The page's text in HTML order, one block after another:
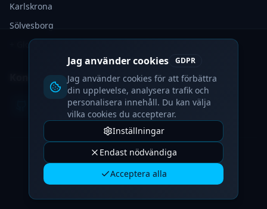
Karlskrona
Sölvesborg
+ Globalt
©2026IvyyDev.Alla rättigheter förbehållna.
Integritetspolicy
Jag använder cookies GDPR
Jag använder cookies för att förbättra
din upplevelse, analysera trafik och
personalisera innehåll. Du kan välja
vilka cookies du accepterar.
Inställningar
Endast nödvändiga
Acceptera alla